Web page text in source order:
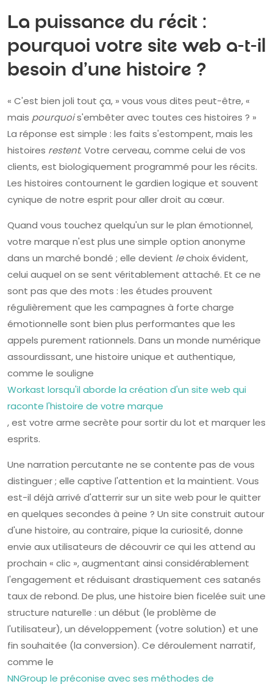
La puissance du récit :
pourquoi votre site web a-t-il
besoin d'une histoire ?
« C'est bien joli tout ça, » vous vous dites peut-être, «
mais pourquois'embêter avec toutes ces histoires ? »
La réponse est simple : les faits s'estompent, mais les
histoires restent. Votre cerveau, comme celui de vos
clients, est biologiquement programmé pour les récits.
Les histoires contournent le gardien logique et souvent
cynique de notre esprit pour aller droit au cœur.
Quand vous touchez quelqu'un sur le plan émotionnel,
votre marque n'est plus une simple option anonyme
dans un marché bondé ; elle devient lechoix évident,
celui auquel on se sent véritablement attaché. Et ce ne
sont pas que des mots : les études prouvent
régulièrement que les campagnes à forte charge
émotionnelle sont bien plus performantes que les
appels purement rationnels. Dans un monde numérique
assourdissant, une histoire unique et authentique,
comme le souligne
Workast lorsqu'il aborde la création d'un site web qui
raconte l'histoire de votre marque
, est votre arme secrète pour sortir du lot et marquer les
esprits.
Une narration percutante ne se contente pas de vous
distinguer ; elle captive l'attention et la maintient. Vous
est-il déjà arrivé d'atterrir sur un site web pour le quitter
en quelques secondes à peine ? Un site construit autour
d'une histoire, au contraire, pique la curiosité, donne
envie aux utilisateurs de découvrir ce qui les attend au
prochain « clic », augmentant ainsi considérablement
l'engagement et réduisant drastiquement ces satanés
taux de rebond. De plus, une histoire bien ficelée suit une
structure naturelle : un début (le problème de
l'utilisateur), un développement (votre solution) et une
fin souhaitée (la conversion). Ce déroulement narratif,
comme le
NNGroup le préconise avec ses méthodes de